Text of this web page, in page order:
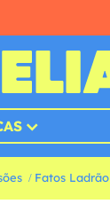
Fatos Ladrão